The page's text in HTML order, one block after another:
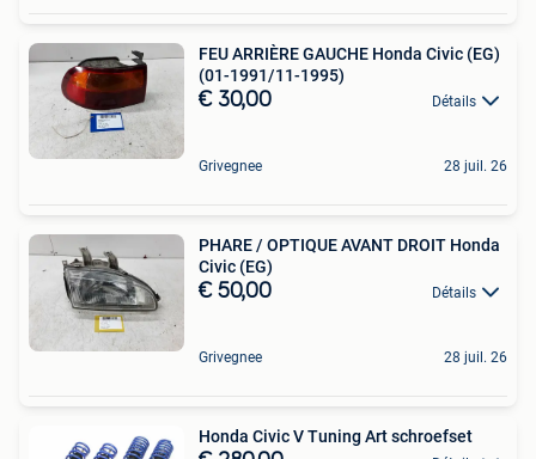
FEU ARRIÈRE GAUCHE Honda Civic (EG)
(01-1991/11-1995)
€ 30,00 Détails
Grivegnee 28 juil. 26
PHARE / OPTIQUE AVANT DROIT Honda
Civic (EG)
€ 50,00 Détails
Grivegnee 28 juil. 26
Honda Civic V Tuning Art schroefset